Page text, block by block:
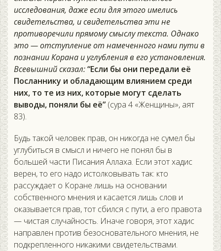
исследования, даже если для этого имелись
свидетельства, и свидетельства эти не
противоречили прямому смыслу текста. Однако
это — отступление от намеченного нами пути в
познании Корана и углубления в его установления.
Всевышний сказал:“Если бы они передали её
Посланнику и обладающим влиянием среди
них, то те из них, которые могут сделать
выводы, поняли бы её” (сура 4 «Женщины», аят
83).
Будь такой человек прав, он никогда не сумел бы
углубиться в смысл и ничего не понял бы в
большей части Писания Аллаха. Если этот хадис
верен, то его надо истолковывать так: кто
рассуждает о Коране лишь на основании
собственного мнения и касается лишь слов и
оказывается прав, тот сбился с пути, а его правота
— чистая случайность. Иначе говоря, этот хадис
направлен против безосновательного мнения, не
подкрепленного никакими свидетельствами.